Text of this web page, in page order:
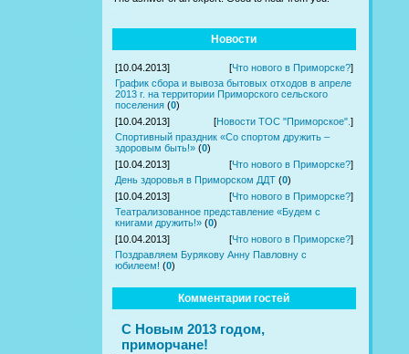
Новости
[10.04.2013] [Что нового в Приморске?]
График сбора и вывоза бытовых отходов в апреле
2013 г. на территории Приморского сельского
поселения (0)
[10.04.2013]
[Новости ТОС "Приморское". ]
Спортивный праздник «Со спортом дружить –
здоровым быть!» (0)
[10.04.2013]
[Что нового в Приморске?]
День здоровья в Приморском ДДТ (0)
[10.04.2013]
[Что нового в Приморске?]
Театрализованное представление «Будем с
книгами дружить!» (0)
[10.04.2013]
[Что нового в Приморске?]
Поздравляем Бурякову Анну Павловну с
юбилеем! (0)
Комментарии гостей
С Новым 2013 годом,
приморчане!